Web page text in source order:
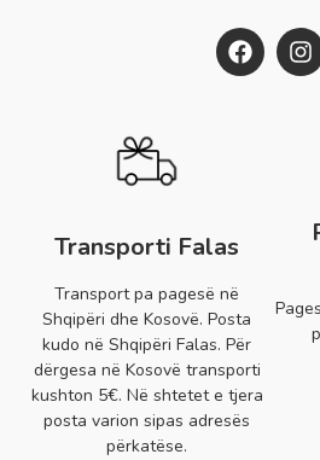
Transporti Falas
Transport pa pagesë në
Shqipëri dhe Kosovë. Posta
kudo në Shqipëri Falas. Për
dërgesa në Kosovë transporti
kushton 5€. Në shtetet e tjera
posta varion sipas adresës
përkatëse.